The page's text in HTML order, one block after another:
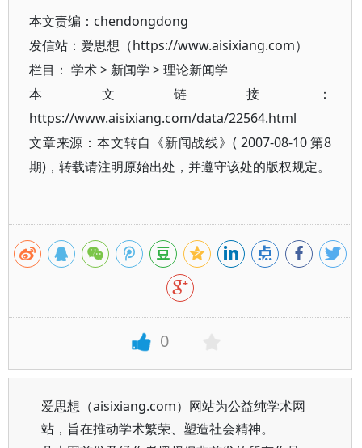
本文责编： chendongdong
发信站：爱思想（https://www.aisixiang.com）
栏目： 学术> 新闻学 >理论新闻学
本文链接：
https://www.aisixiang.com/data/22564.html
文章来源：本文转自《新闻战线》( 2007-08-10 第8
期)，转载请注明原始出处，并遵守该处的版权规定。
0
爱思想（aisixiang.com）网站为公益纯学术网
站，旨在推动学术繁荣、塑造社会精神。